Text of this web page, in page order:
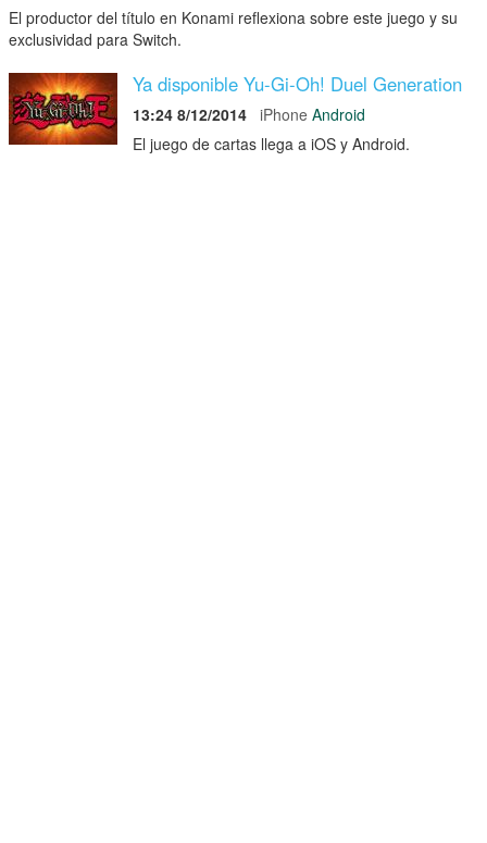
El productor del título en Konami reflexiona sobre este juego y su
exclusividad para Switch.
Ya disponible Yu-Gi-Oh! Duel Generation
13:24 8/12/2014 iPhone Android
El juego de cartas llega a iOS y Android.